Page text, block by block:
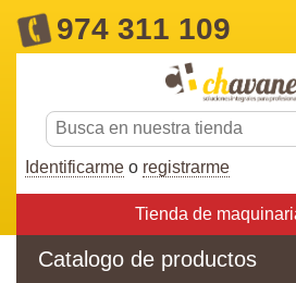
974 311 109
Identificarme o registrarme
Tienda de
Catalogo de productos